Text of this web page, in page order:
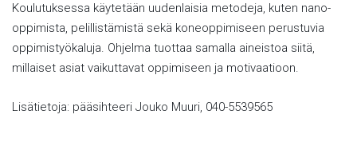
Koulutuksessa käytetään uudenlaisia metodeja, kuten nano-
oppimista, pelillistämistä sekä koneoppimiseen perustuvia
oppimistyökaluja. Ohjelma tuottaa samalla aineistoa siitä,
millaiset asiat vaikuttavat oppimiseen ja motivaatioon.
Lisätietoja: pääsihteeri Jouko Muuri, 040-5539565